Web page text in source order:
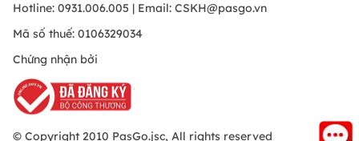
Hotline: 0931.006.005 | Email: CSKH@pasgo.vn
Mã số thuế: 0106329034
Chứng nhận bởi
© Copyright 2010 PasGo.jsc, All rights reserved